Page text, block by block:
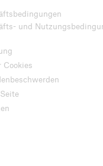
und
Cookies